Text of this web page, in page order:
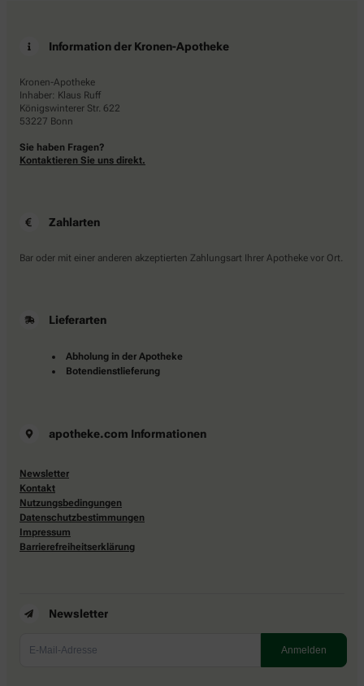
Information der Kronen-Apotheke
Kronen-Apotheke
Inhaber: Klaus Ruff
Königswinterer Str. 622
53227 Bonn
Sie haben Fragen?
Kontaktieren Sie uns direkt.
Zahlarten
Bar oder mit einer anderen akzeptierten Zahlungsart Ihrer Apotheke vor Ort.
Lieferarten
Abholung in der Apotheke
Botendienstlieferung
apotheke.com Informationen
Newsletter
Kontakt
Nutzungsbedingungen
Datenschutzbestimmungen
Impressum
Barrierefreiheitserklärung
Newsletter